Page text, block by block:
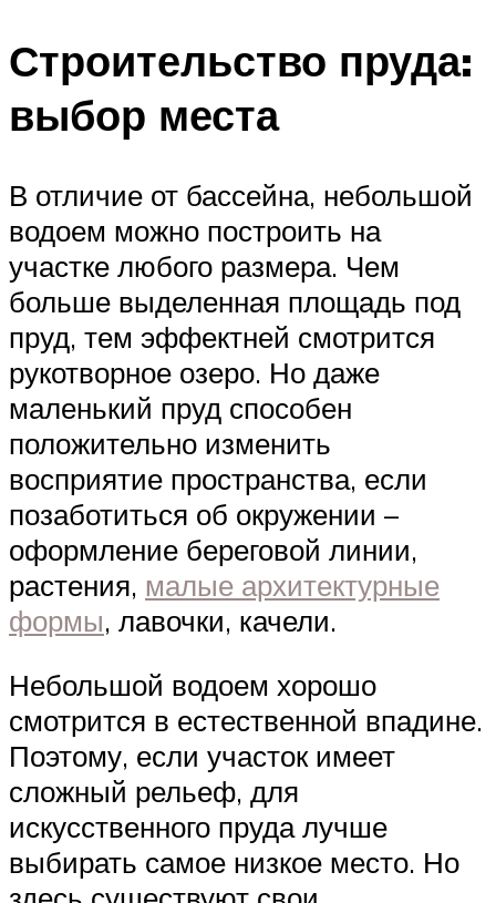
Строительство пруда:
выбор места
В отличие от бассейна, небольшой
водоем можно построить на
участке любого размера. Чем
больше выделенная площадь под
пруд, тем эффектней смотрится
рукотворное озеро. Но даже
маленький пруд способен
положительно изменить
восприятие пространства, если
позаботиться об окружении –
оформление береговой линии,
растения, малые архитектурные
формы, лавочки, качели.
Небольшой водоем хорошо
смотрится в естественной впадине.
Поэтому, если участок имеет
сложный рельеф, для
искусственного пруда лучше
выбирать самое низкое место. Но